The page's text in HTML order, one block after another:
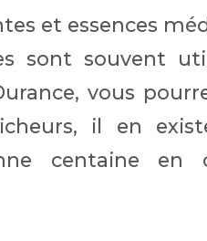
et essences
sont souvent
vous
il en
centaine en